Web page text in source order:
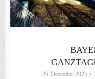
26. Dezember 2025